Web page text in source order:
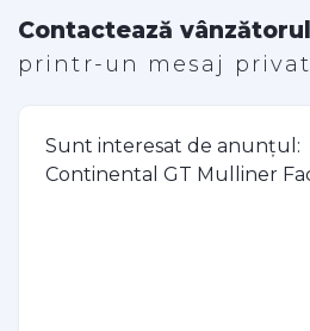
Contactează vânzătorul
printr-un mesaj privat